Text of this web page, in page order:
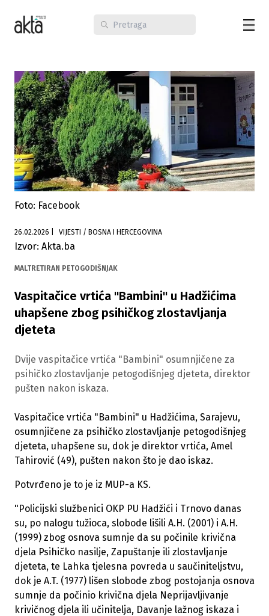
Foto: Facebook
26.02.2026 VIJESTI / BOSNA I HERCEGOVINA
Izvor: Akta.ba
MALTRETIRAN PETOGODIŠNJAK
Vaspitačice vrtića "Bambini" u Hadžićima
uhapšene zbog psihičkog zlostavljanja
djeteta
Dvije vaspitačice vrtića "Bambini" osumnjičene za
psihičko zlostavljanje petogodišnjeg djeteta, direktor
pušten nakon iskaza.
Vaspitačice vrtića "Bambini" u Hadžićima, Sarajevu,
osumnjičene za psihičko zlostavljanje petogodišnjeg
djeteta, uhapšene su, dok je direktor vrtića, Amel
Tahirović (49), pušten nakon što je dao iskaz.
Potvrđeno je to je iz MUP-a KS.
"Policijski službenici OKP PU Hadžići i Trnovo danas
su, po nalogu tužioca, slobode lišili A.H. (2001) i A.H.
(1999) zbog osnova sumnje da su počinile krivična
djela Psihičko nasilje, Zapuštanje ili zlostavljanje
djeteta, te Lahka tjelesna povreda u saučiniteljstvu,
dok je A.T. (1977) lišen slobode zbog postojanja osnova
sumnje da počinio krivična djela Neprijavljivanje
krivičnog djela ili učinitelja, Davanje lažnog iskaza i